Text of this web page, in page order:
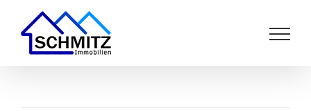
Inhalt
springen